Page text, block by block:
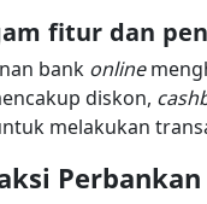
fitur dan
bank online
diskon,
melakukan